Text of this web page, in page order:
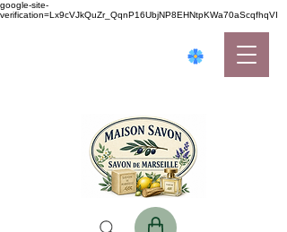
google-site-
verification=Lx9cVJkQuZr_QqnP16UbjNP8EHNtpKWa70aScqfhqVI